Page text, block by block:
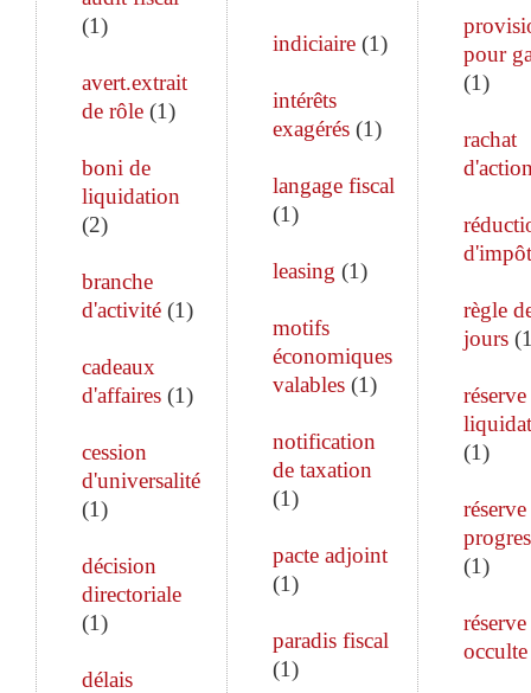
(1)
avert.extrait
de rôle (1)
boni de
liquidation
(2)
branche
d'activité (1)
cadeaux
d'affaires (1)
cession
d'universalité
(1)
décision
directoriale
(1)
délais
indiciaire(1)
intérêts
exagérés(1)
langage fiscal
(1)
leasing (1)
motifs
économiques
valables(1)
notification
de taxation
(1)
pacte adjoint
(1)
paradis fiscal
(1)
pour
(1)
rachat
d'impôt
règle
jours(
(1)
(1)
réserve
occulte